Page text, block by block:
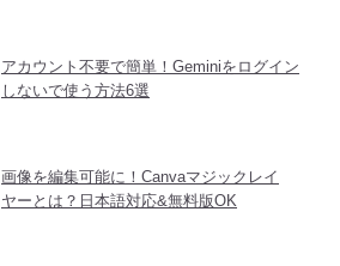
アカウント不要で簡単！Geminiをログイン
しないで使う方法6選
画像を編集可能に！Canvaマジックレイ
ヤーとは？日本語対応&無料版OK